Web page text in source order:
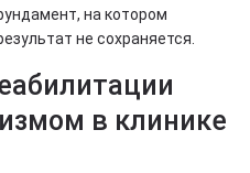
на котором
не сохраняется.
в клинике